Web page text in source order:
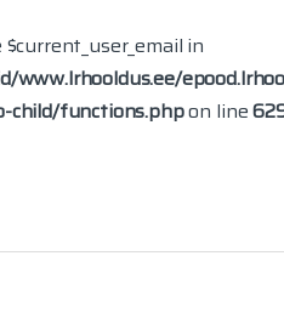
in
www.lrhooldus.ee/
child/functions.phpon line